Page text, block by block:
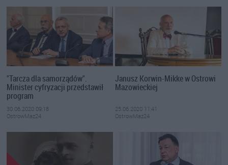
"Tarcza dla samorządów".
Minister cyfryzacji przedstawił
program
30.06.2020 09:18
OstrowMaz24
Janusz Korwin-Mikke w Ostrowi
Mazowieckiej
25.06.2020 11:41
OstrowMaz24